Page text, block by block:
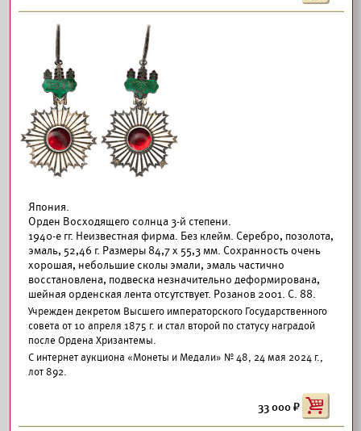
Япония.
Орден Восходящего солнца 3-й степени.
1940-е гг. Неизвестная фирма. Без клейм. Серебро, позолота,
эмаль, 52,46 г. Размеры 84,7 х 55,3 мм. Сохранность очень
хорошая, небольшие сколы эмали, эмаль частично
восстановлена, подвеска незначительно деформирована,
шейная орденская лента отсутствует. Розанов 2001. С. 88.
Учрежден декретом Высшего императорского Государственного
совета от 10 апреля 1875 г. и стал второй по статусу наградой
после Ордена Хризантемы.
С интернет аукциона «Монеты и Медали» № 48, 24 мая 2024 г.,
лот 892.
33 000